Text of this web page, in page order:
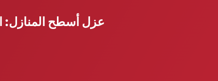
عزل أسطح المنازل: